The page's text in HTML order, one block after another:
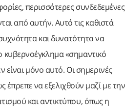
περισσότερες συνδεδεμένες
από αυτήν. Αυτό τις καθιστά
και δυνατότητα να
«σημαντικό
είναι μόνο αυτό. Οι σημερινές
έπρεπε να εξελιχθούν μαζί με την
και αντικτύπου, όπως η